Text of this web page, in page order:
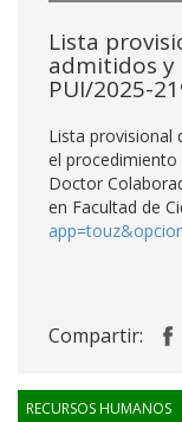
Lista
admitidos y
PUI/2025-
Lista provisional
el
Doctor
en Facultad de
Compartir:
RECURSOS HUMANOS